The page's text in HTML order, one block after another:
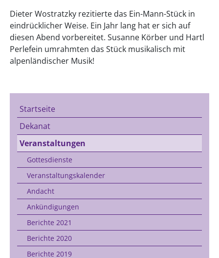
Dieter Wostratzky rezitierte das Ein-Mann-Stück in
eindrücklicher Weise. Ein Jahr lang hat er sich auf
diesen Abend vorbereitet. Susanne Körber und Hartl
Perlefein umrahmten das Stück musikalisch mit
alpenländischer Musik!
Startseite
Dekanat
Veranstaltungen
Gottesdienste
Veranstaltungskalender
Andacht
Ankündigungen
Berichte 2021
Berichte 2020
Berichte 2019